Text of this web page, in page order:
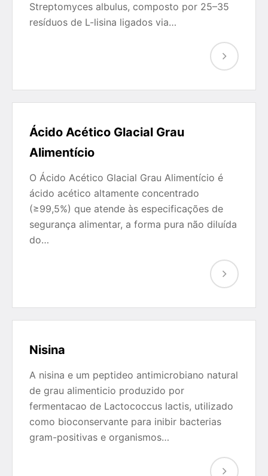
Streptomyces albulus, composto por 25–35
resíduos de L-lisina ligados via…
Ácido Acético Glacial Grau
Alimentício
O Ácido Acético Glacial Grau Alimentício é
ácido acético altamente concentrado
(≥99,5%) que atende às especificações de
segurança alimentar, a forma pura não diluída
do…
Nisina
A nisina e um peptideo antimicrobiano natural
de grau alimenticio produzido por
fermentacao de Lactococcus lactis, utilizado
como bioconservante para inibir bacterias
gram-positivas e organismos…